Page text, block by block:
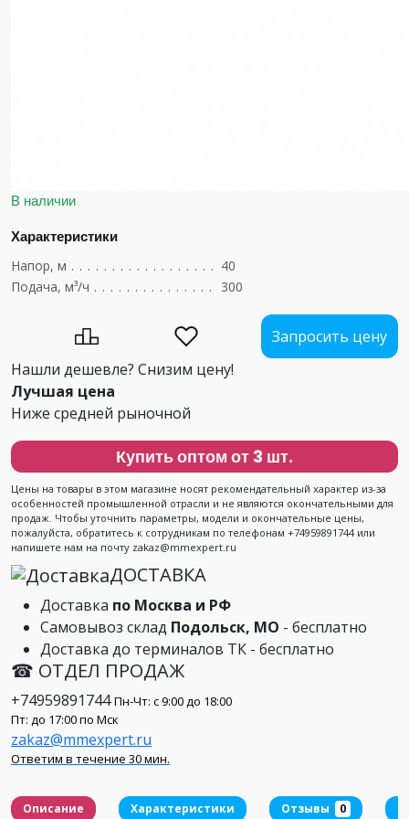
В наличии
Характеристики
Напор, м
40
Подача, м³/ч
300
Запросить цену
Нашли дешевле? Снизим цену!
Лучшая цена
Ниже средней рыночной
Купить оптом от 3 шт.
Цены на товары в этом магазине носят рекомендательный характер из-за
особенностей промышленной отрасли и не являются окончательными для
продаж. Чтобы уточнить параметры, модели и окончательные цены,
пожалуйста, обратитесь к сотрудникам по телефонам +74959891744 или
напишете нам на почту zakaz@mmexpert.ru
ДОСТАВКА
Доставка по Москва и РФ
Самовывоз склад Подольск, МО - бесплатно
Доставка до терминалов ТК - бесплатно
☎ ОТДЕЛ ПРОДАЖ
+74959891744 Пн-Чт: с 9:00 до 18:00
Пт: до 17:00 по Мск
zakaz@mmexpert.ru
Ответим в течение 30 мин.
Описание Характеристики Отзывы 0